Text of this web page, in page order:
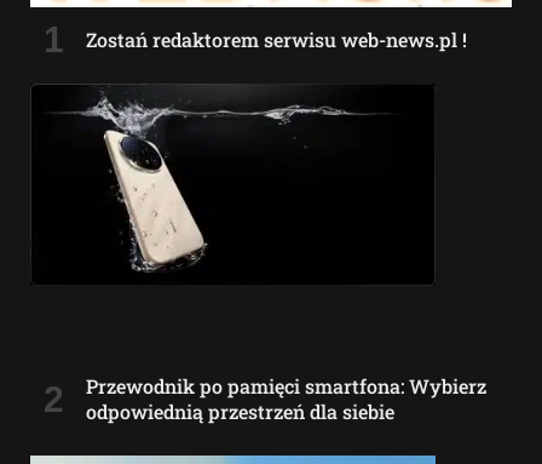
Zostań redaktorem serwisu web-news.pl !
Przewodnik po pamięci smartfona: Wybierz
odpowiednią przestrzeń dla siebie